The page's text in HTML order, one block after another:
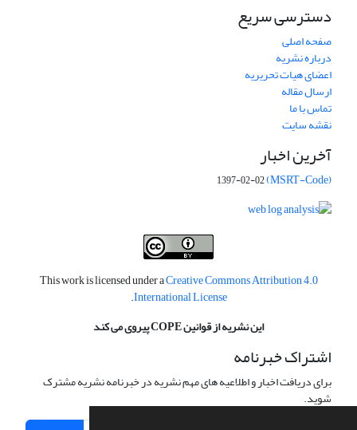
دسترسی سریع
صفحه اصلی
درباره نشریه
اعضای هیات تحریریه
ارسال مقاله
تماس با ما
نقشه سایت
آخرین اخبار
(MSRT-Code)
1397-02-02
This work is licensed under aCreative Commons Attribution 4.0
International License
.
این نشریه از قوانین COPE پیروی می کند
اشتراک خبرنامه
برای دریافت اخبار و اطلاعیه های مهم نشریه در خبرنامه نشریه مشترک
شوید.